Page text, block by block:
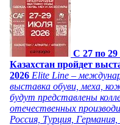
C 27 по
Казахстан пройдет
2026 Elite Line –
выставка обуви, меха,
будут представлены
отечественных
Россия, Турция,